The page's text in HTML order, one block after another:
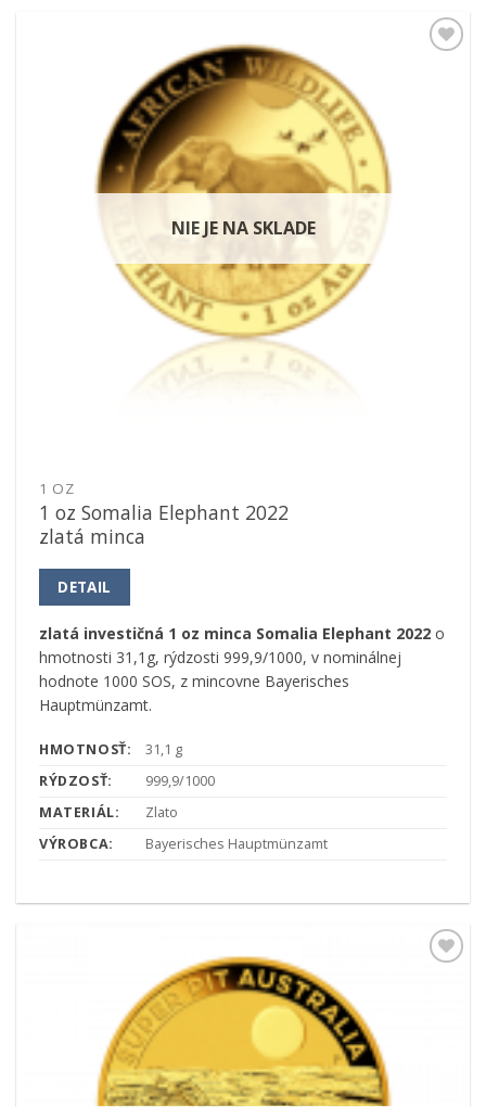
NIE JE NA SKLADE
1 OZ
1 oz Somalia Elephant 2022
zlatá minca
DETAIL
zlatá investičná 1 oz minca Somalia Elephant 2022o
hmotnosti 31,1g, rýdzosti 999,9/1000, v nominálnej
hodnote 1000 SOS, z mincovne Bayerisches
Hauptmünzamt.
HMOTNOSŤ:
31,1 g
RÝDZOSŤ:
999,9/1000
MATERIÁL:
Zlato
VÝROBCA:
Bayerisches Hauptmünzamt